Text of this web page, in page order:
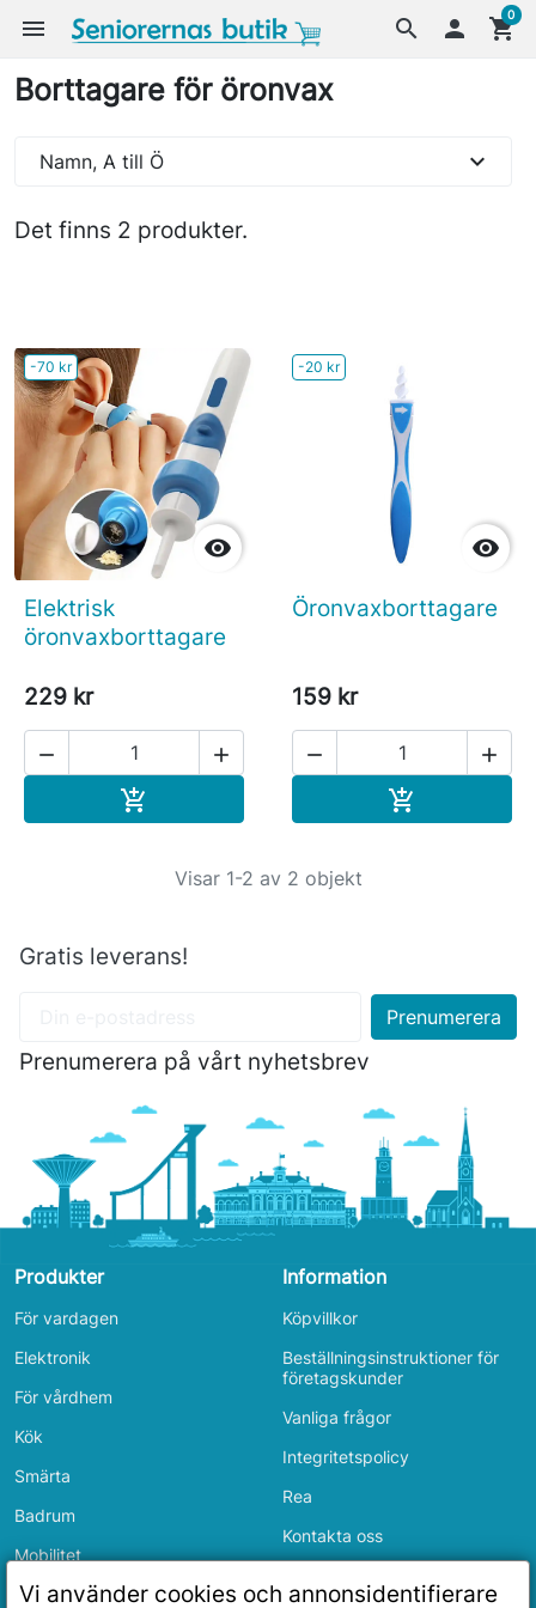
search
menu  shopping_cart
0
Borttagare för öronvax
Det finns 2 produkter.
Namn, A till Ö expand_more
-70 kr

Elektrisk
öronvaxborttagare
229 kr
 

-20 kr

Öronvaxborttagare
159 kr
 

Visar 1-2 av 2 objekt
Gratis leverans!
Prenumerera på vårt nyhetsbrev
Produkter
För vardagen
Elektronik
För vårdhem
Kök
Smärta
Badrum
Mobilitet
Sovrum
Information
Köpvillkor
Beställningsinstruktioner för
företagskunder
Vanliga frågor
Integritetspolicy
Rea
Kontakta oss
Vi använder cookies och annonsidentifierare